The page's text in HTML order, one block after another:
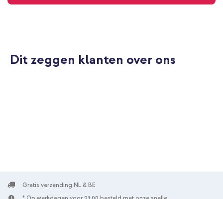
Dit zeggen klanten over ons
Gratis verzending NL & BE